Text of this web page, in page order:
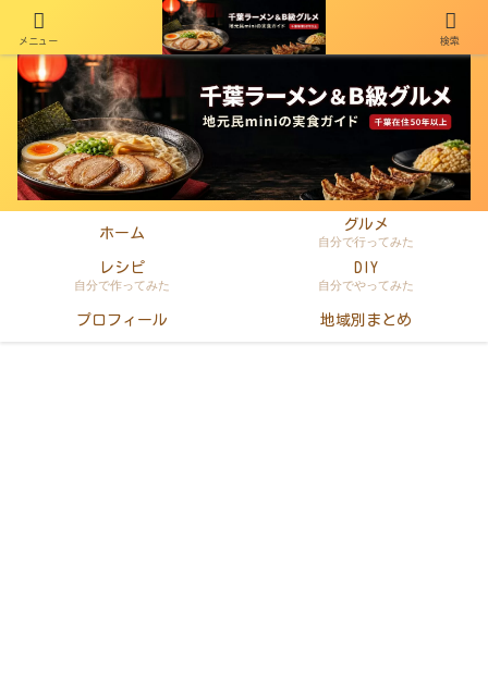
千葉在住50年以上のminiがラーメン・町中華・B級グルメを本音レビュー
ホーム
グルメ
自分で行ってみた
レシピ
自分で作ってみた
DIY
自分でやってみた
プロフィール 地域別まとめ
メニュー 検索